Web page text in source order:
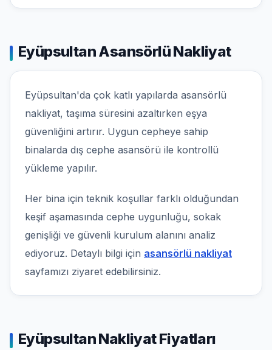
Eyüpsultan Asansörlü Nakliyat
Eyüpsultan'da çok katlı yapılarda asansörlü
nakliyat, taşıma süresini azaltırken eşya
güvenliğini artırır. Uygun cepheye sahip
binalarda dış cephe asansörü ile kontrollü
yükleme yapılır.
Her bina için teknik koşullar farklı olduğundan
keşif aşamasında cephe uygunluğu, sokak
genişliği ve güvenli kurulum alanını analiz
ediyoruz. Detaylı bilgi için asansörlü nakliyat
sayfamızı ziyaret edebilirsiniz.
Eyüpsultan Nakliyat Fiyatları